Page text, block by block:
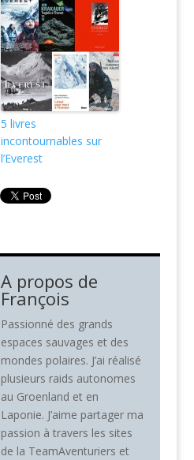
5 livres
incontournables sur
l’Everest
A propos de
François
Passionné des grands
espaces sauvages et des
mondes polaires. J’ai réalisé
plusieurs raids autonomes
au Groenland et en
Laponie. J’aime partager ma
passion à travers les sites
de la TeamAventuriers et